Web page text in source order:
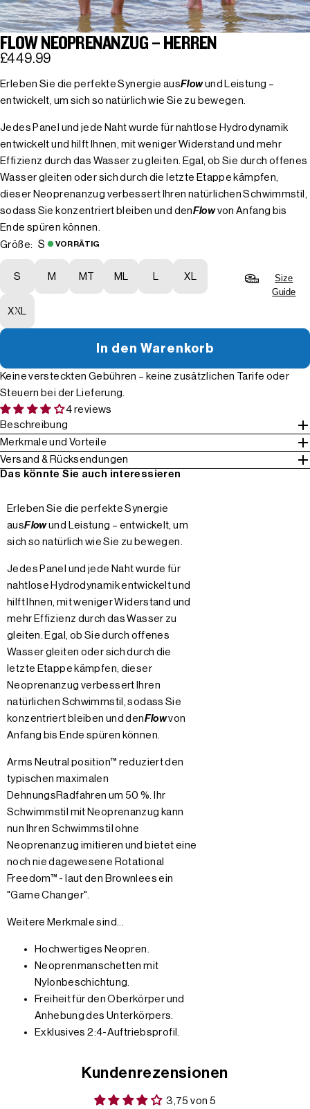
FLOW NEOPRENANZUG – HERREN
£449.99
Erleben Sie die perfekte Synergie ausFlowund Leistung –
entwickelt, um sich so natürlich wie Sie zu bewegen.
Jedes Panel und jede Naht wurde für nahtlose Hydrodynamik
entwickelt und hilft Ihnen, mit weniger Widerstand und mehr
Effizienz durch das Wasser zu gleiten. Egal, ob Sie durch offenes
Wasser gleiten oder sich durch die letzte Etappe kämpfen,
dieser Neoprenanzug verbessert Ihren natürlichen Schwimmstil,
sodass Sie konzentriert bleiben und denFlowvon Anfang bis
Ende spüren können.
Größe:
S VORRÄTIG
S M MT ML XL
XXL
Size
Guide
In den Warenkorb
Keine versteckten Gebühren – keine zusätzlichen Tarife oder
Steuern bei der Lieferung.
4 reviews
Beschreibung
Merkmale und Vorteile
Versand & Rücksendungen
Das könnte Sie auch interessieren
Erleben Sie die perfekte Synergie
ausFlowund Leistung – entwickelt, um
sich so natürlich wie Sie zu bewegen.
Jedes Panel und jede Naht wurde für
nahtlose Hydrodynamik entwickelt und
hilft Ihnen, mit weniger Widerstand und
mehr Effizienz durch das Wasser zu
gleiten. Egal, ob Sie durch offenes
Wasser gleiten oder sich durch die
letzte Etappe kämpfen, dieser
Neoprenanzug verbessert Ihren
natürlichen Schwimmstil, sodass Sie
konzentriert bleiben und denFlowvon
Anfang bis Ende spüren können.
Arms Neutral position™ reduziert den
typischen maximalen
DehnungsRadfahren um 50 %. Ihr
Schwimmstil mit Neoprenanzug kann
nun Ihren Schwimmstil ohne
Neoprenanzug imitieren und bietet eine
noch nie dagewesene Rotational
Freedom™ - laut den Brownlees ein
"Game Changer".
Weitere Merkmale sind...
Hochwertiges Neopren.
Neoprenmanschetten mit
Nylonbeschichtung.
Freiheit für den Oberkörper und
Anhebung des Unterkörpers.
Exklusives 2:4-Auftriebsprofil.
Kundenrezensionen
3,75 von 5